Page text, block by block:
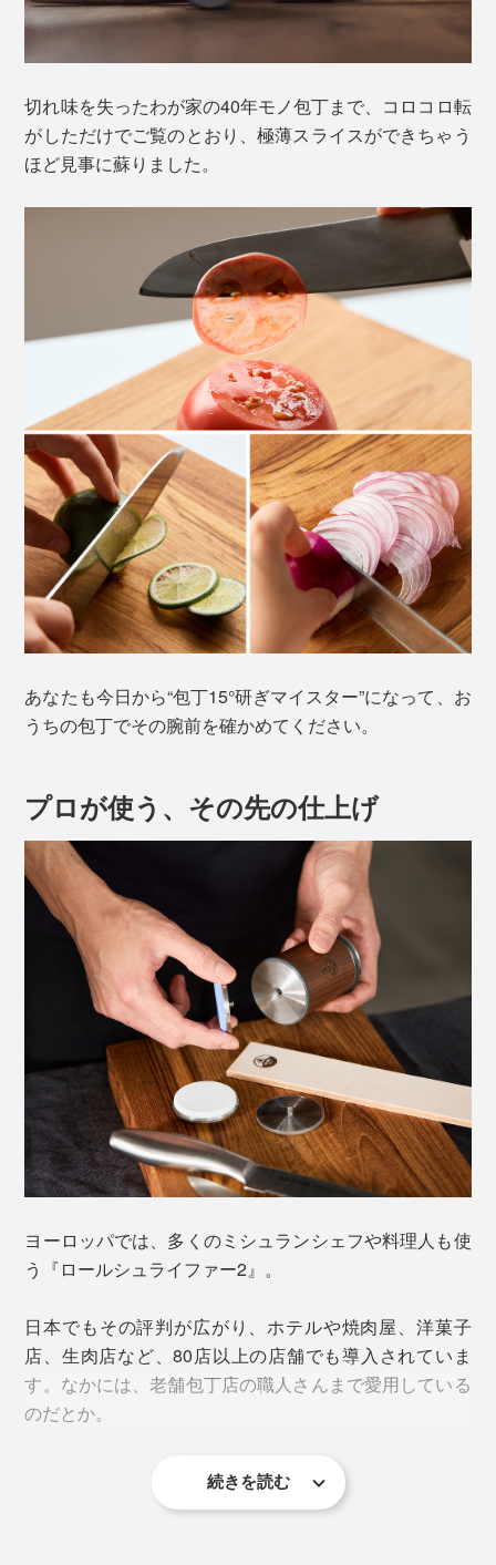
切れ味を失ったわが家の40年モノ包丁まで、コロコロ転
がしただけでご覧のとおり、極薄スライスができちゃう
ほど見事に蘇りました。
あなたも今日から“包丁15°研ぎマイスター”になって、お
うちの包丁でその腕前を確かめてください。
プロが使う、その先の仕上げ
ヨーロッパでは、多くのミシュランシェフや料理人も使
う『ロールシュライファー2』。
日本でもその評判が広がり、ホテルや焼肉屋、洋菓子
店、生肉店など、80店以上の店舗でも導入されていま
す。なかには、老舗包丁店の職人さんまで愛用している
のだとか。
本品は、そんな“研ぎの玄人”向けに、より滑らかに仕上
続きを読む